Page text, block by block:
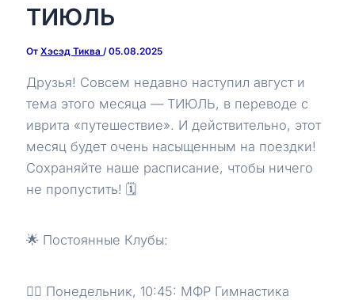
ТИЮЛЬ
ОтХэсэд Тиква/05.08.2025
Друзья! Совсем недавно наступил август и
тема этого месяца — ТИЮЛЬ, в переводе с
иврита «путешествие». И действительно, этот
месяц будет очень насыщенным на поездки!
Сохраняйте наше расписание, чтобы ничего
не пропустить! 🗓
🌟 Постоянные Клубы:
🏃‍♀️ Понедельник, 10:45: МФР Гимнастика